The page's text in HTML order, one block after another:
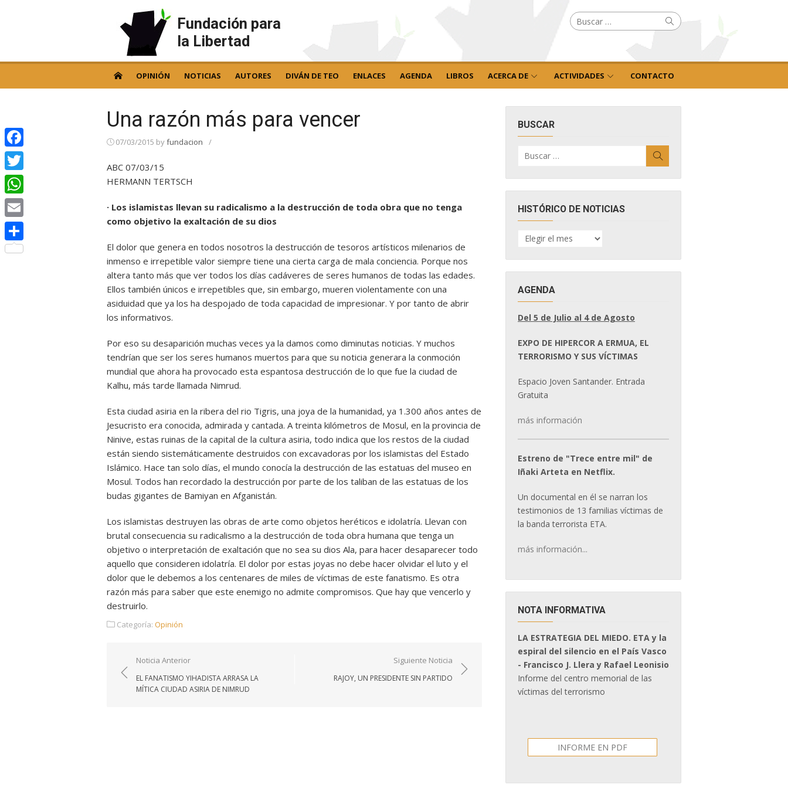
Fundación para
la Libertad
Buscar
por: Buscar
OPINIÓN NOTICIAS AUTORES DIVÁN DE TEO ENLACES AGENDA LIBROS ACERCA DE ACTIVIDADES CONTACTO
Una razón más para vencer
07/03/2015 byfundacion /
ABC 07/03/15
HERMANN TERTSCH
· Los islamistas llevan su radicalismo a la destrucción de toda obra que no tenga
como objetivo la exaltación de su dios
El dolor que genera en todos nosotros la destrucción de tesoros artísticos milenarios de
inmenso e irrepetible valor siempre tiene una cierta carga de mala conciencia. Porque nos
altera tanto más que ver todos los días cadáveres de seres humanos de todas las edades.
Ellos también únicos e irrepetibles que, sin embargo, mueren violentamente con una
asiduidad que ya los ha despojado de toda capacidad de impresionar. Y por tanto de abrir
los informativos.
Por eso su desaparición muchas veces ya la damos como diminutas noticias. Y muchos
tendrían que ser los seres humanos muertos para que su noticia generara la conmoción
mundial que ahora ha provocado esta espantosa destrucción de lo que fue la ciudad de
Kalhu, más tarde llamada Nimrud.
Esta ciudad asiria en la ribera del rio Tigris, una joya de la humanidad, ya 1.300 años antes de
Jesucristo era conocida, admirada y cantada. A treinta kilómetros de Mosul, en la provincia de
Ninive, estas ruinas de la capital de la cultura asiria, todo indica que los restos de la ciudad
están siendo sistemáticamente destruidos con excavadoras por los islamistas del Estado
Islámico. Hace tan solo días, el mundo conocía la destrucción de las estatuas del museo en
Mosul. Todos han recordado la destrucción por parte de los taliban de las estatuas de los
budas gigantes de Bamiyan en Afganistán.
Los islamistas destruyen las obras de arte como objetos heréticos e idolatría. Llevan con
brutal consecuencia su radicalismo a la destrucción de toda obra humana que tenga un
objetivo o interpretación de exaltación que no sea su dios Ala, para hacer desaparecer todo
aquello que consideren idolatría. El dolor por estas joyas no debe hacer olvidar el luto y el
dolor que le debemos a los centenares de miles de víctimas de este fanatismo. Es otra
razón más para saber que este enemigo no admite compromisos. Que hay que vencerlo y
destruirlo.
Categoría: Opinión
Navegación
de
entradas
Noticia Anterior
EL FANATISMO YIHADISTA ARRASA LA
MÍTICA CIUDAD ASIRIA DE NIMRUD
Siguiente Noticia
RAJOY, UN PRESIDENTE SIN PARTIDO
BUSCAR
por:
HISTÓRICO DE NOTICIAS
HISTÓRICO
DE
AGENDA
Del 5 de Julio al 4 de Agosto
EXPO DE HIPERCOR A ERMUA, EL
TERRORISMO Y SUS VÍCTIMAS
Espacio Joven Santander. Entrada
Gratuita
más información
Estreno de "Trece entre mil" de
Iñaki Arteta en Netflix.
Un documental en él se narran los
testimonios de 13 familias víctimas de
la banda terrorista ETA.
más información...
NOTA INFORMATIVA
LA ESTRATEGIA DEL MIEDO. ETA y la
espiral del silencio en el País Vasco
- Francisco J. Llera y Rafael Leonisio
Informe del centro memorial de las
víctimas del terrorismo
INFORME EN PDF
Facebook
Twitter
WhatsApp
Email
Compartir